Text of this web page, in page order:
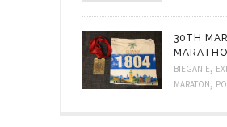
30TH
BIEGANIE,
MARATON,